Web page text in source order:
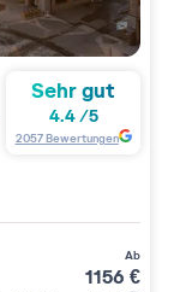
5
Sehr gut
4.4/5
2057Bewertungen
ab
1156 €